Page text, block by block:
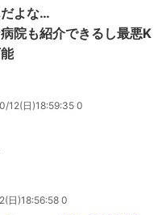
よな…
院も紹介できるし最悪K
12(日)18:59:35 0
日)18:56:58 0